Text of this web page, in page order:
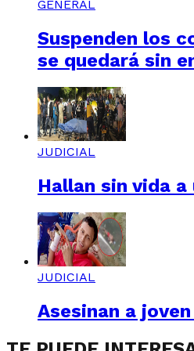
GENERAL
Suspenden los
se quedará sin
JUDICIAL
Hallan sin vida
JUDICIAL
Asesinan a